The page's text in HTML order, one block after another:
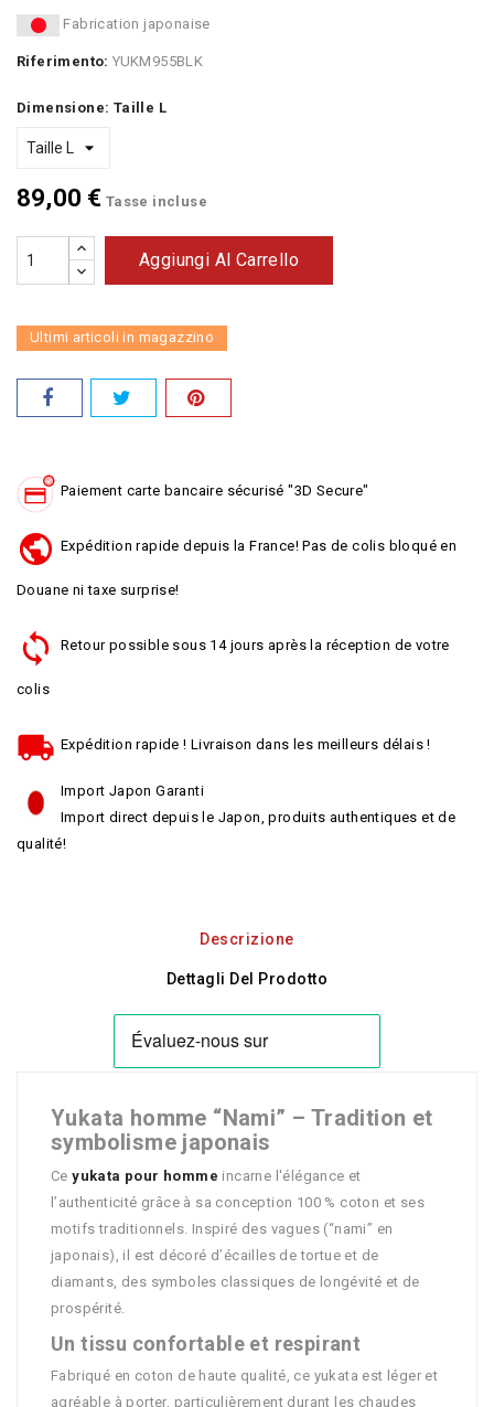
Fabrication japonaise
Riferimento: YUKM955BLK
Dimensione: Taille L
89,00 € Tasse incluse
Aggiungi Al Carrello
Ultimi articoli in magazzino
Paiement carte bancaire sécurisé "3D Secure"
Expédition rapide depuis la France! Pas de colis bloqué en
Douane ni taxe surprise!
Retour possible sous 14 jours après la réception de votre
colis
Expédition rapide ! Livraison dans les meilleurs délais !
Import Japon Garanti
Import direct depuis le Japon, produits authentiques et de
qualité!
Descrizione
Dettagli Del Prodotto
Yukata homme “Nami” – Tradition et
symbolisme japonais
Ceyukata pour homme incarne l'élégance et
l’authenticité grâce à sa conception 100 % coton et ses
motifs traditionnels. Inspiré des vagues (“nami” en
japonais), il est décoré d’écailles de tortue et de
diamants, des symboles classiques de longévité et de
prospérité.
Un tissu confortable et respirant
Fabriqué en coton de haute qualité, ce yukata est léger et
agréable à porter, particulièrement durant les chaudes